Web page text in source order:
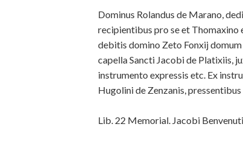
Dominus Rolandus de Marano,
recipientibus pro se et
debitis domino Zeto Fonxij
capella Sancti Jacobi de Platixiis,
instrumento expressis etc. Ex
Hugolini de Zenzanis, pressentibus
Lib. 22 Memorial. Jacobi